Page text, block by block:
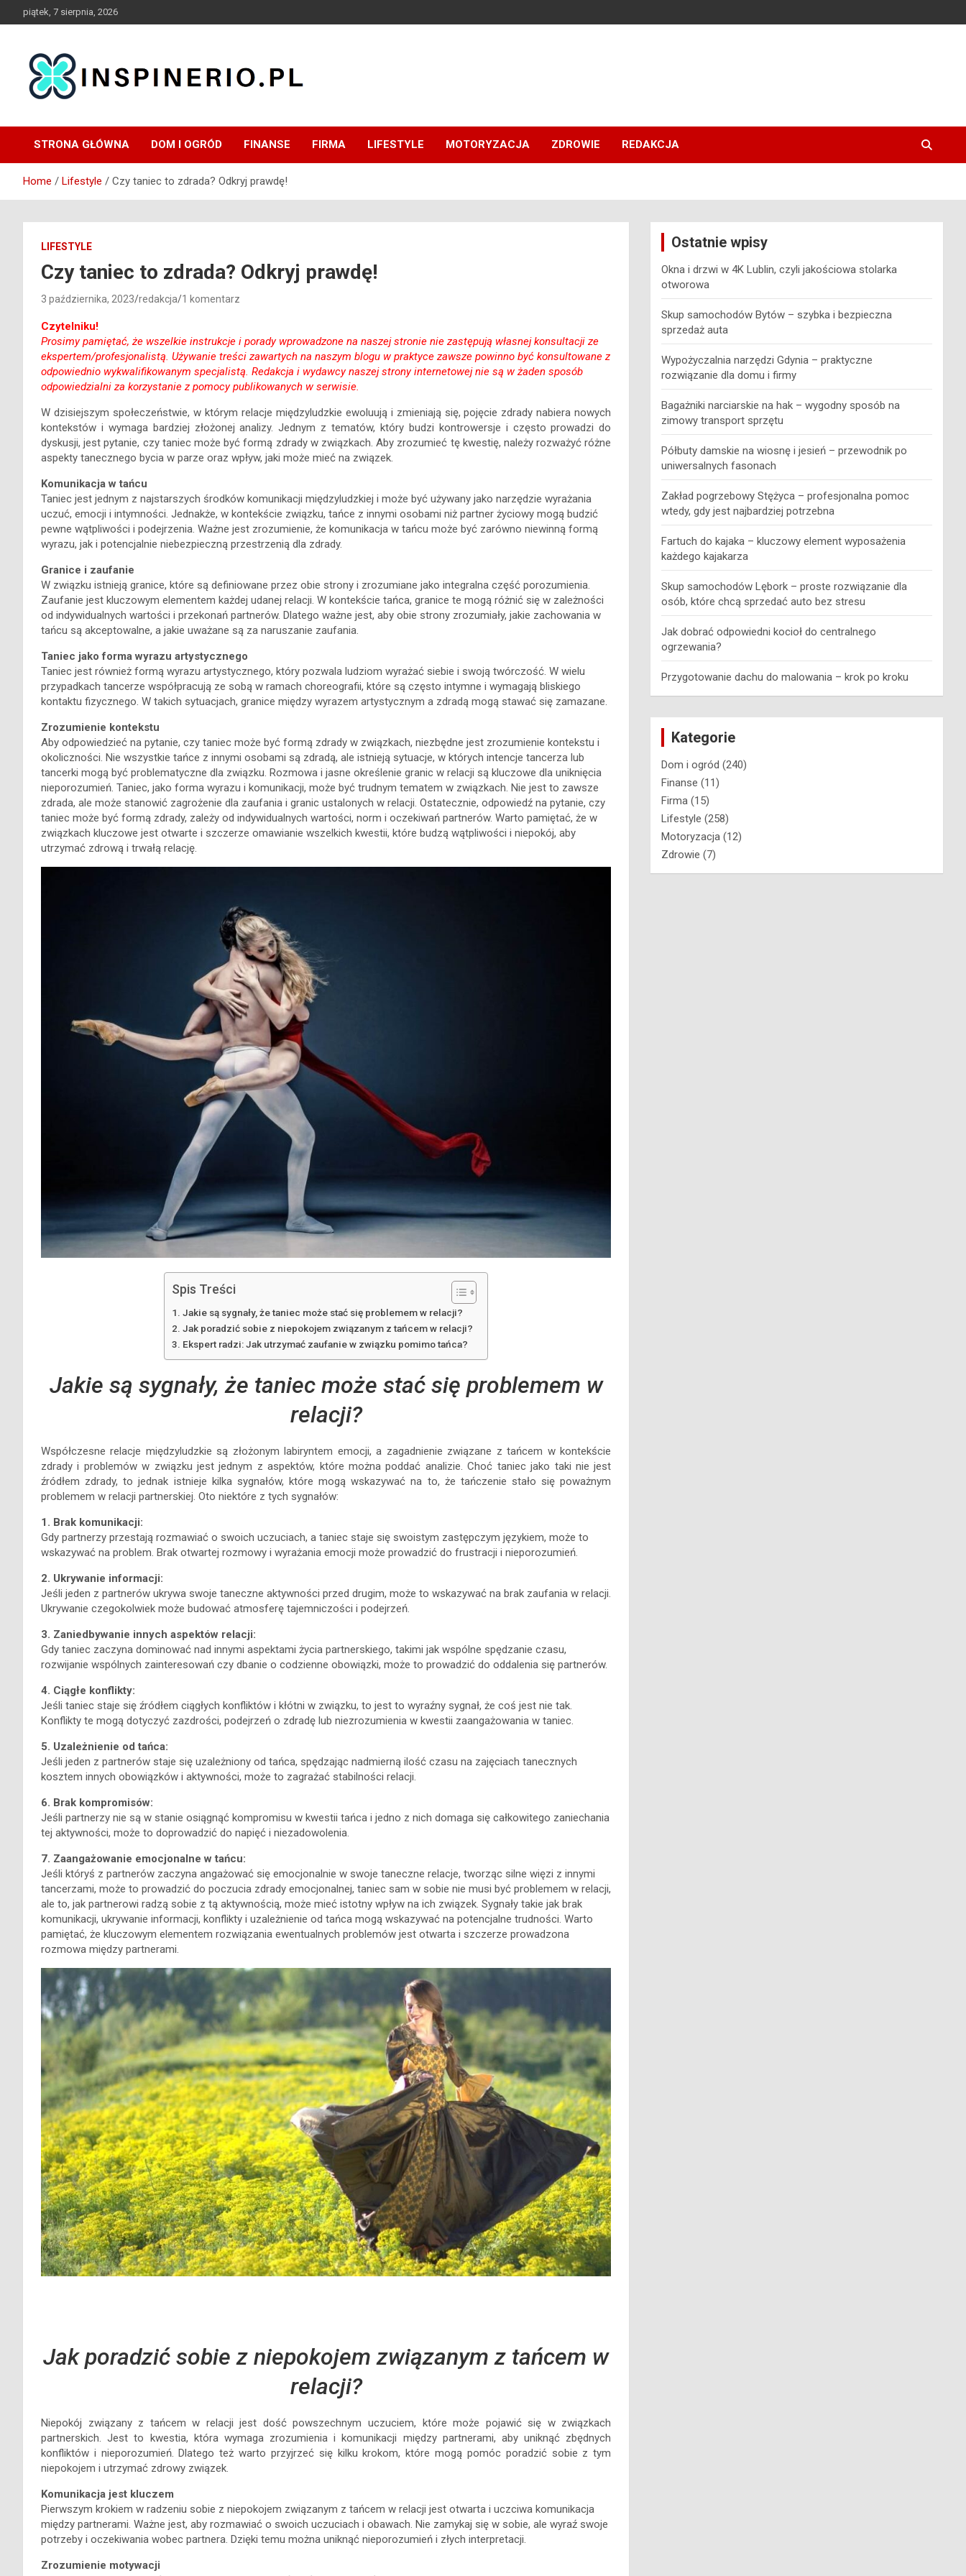
to
piątek, 7 sierpnia, 2026
Inspinerio
STRONA GŁÓWNA DOM I OGRÓD FINANSE FIRMA LIFESTYLE MOTORYZACJA ZDROWIE REDAKCJA
Home Lifestyle Czy taniec to zdrada? Odkryj prawdę!
LIFESTYLE
Czy taniec to zdrada? Odkryj prawdę!
3 października, 2023 redakcja 1 komentarz
Czytelniku!
Prosimy pamiętać, że wszelkie instrukcje i porady wprowadzone na naszej stronie nie zastępują własnej konsultacji ze
ekspertem/profesjonalistą. Używanie treści zawartych na naszym blogu w praktyce zawsze powinno być konsultowane z
odpowiednio wykwalifikowanym specjalistą. Redakcja i wydawcy naszej strony internetowej nie są w żaden sposób
odpowiedzialni za korzystanie z pomocy publikowanych w serwisie.
W dzisiejszym społeczeństwie, w którym relacje międzyludzkie ewoluują i zmieniają się, pojęcie zdrady nabiera nowych
kontekstów i wymaga bardziej złożonej analizy. Jednym z tematów, który budzi kontrowersje i często prowadzi do
dyskusji, jest pytanie, czy taniec może być formą zdrady w związkach. Aby zrozumieć tę kwestię, należy rozważyć różne
aspekty tanecznego bycia w parze oraz wpływ, jaki może mieć na związek.
Komunikacja w tańcu
Taniec jest jednym z najstarszych środków komunikacji międzyludzkiej i może być używany jako narzędzie wyrażania
uczuć, emocji i intymności. Jednakże, w kontekście związku, tańce z innymi osobami niż partner życiowy mogą budzić
pewne wątpliwości i podejrzenia. Ważne jest zrozumienie, że komunikacja w tańcu może być zarówno niewinną formą
wyrazu, jak i potencjalnie niebezpieczną przestrzenią dla zdrady.
Granice i zaufanie
W związku istnieją granice, które są definiowane przez obie strony i zrozumiane jako integralna część porozumienia.
Zaufanie jest kluczowym elementem każdej udanej relacji. W kontekście tańca, granice te mogą różnić się w zależności
od indywidualnych wartości i przekonań partnerów. Dlatego ważne jest, aby obie strony zrozumiały, jakie zachowania w
tańcu są akceptowalne, a jakie uważane są za naruszanie zaufania.
Taniec jako forma wyrazu artystycznego
Taniec jest również formą wyrazu artystycznego, który pozwala ludziom wyrażać siebie i swoją twórczość. W wielu
przypadkach tancerze współpracują ze sobą w ramach choreografii, które są często intymne i wymagają bliskiego
kontaktu fizycznego. W takich sytuacjach, granice między wyrazem artystycznym a zdradą mogą stawać się zamazane.
Zrozumienie kontekstu
Aby odpowiedzieć na pytanie, czy taniec może być formą zdrady w związkach, niezbędne jest zrozumienie kontekstu i
okoliczności. Nie wszystkie tańce z innymi osobami są zdradą, ale istnieją sytuacje, w których intencje tancerza lub
tancerki mogą być problematyczne dla związku. Rozmowa i jasne określenie granic w relacji są kluczowe dla uniknięcia
nieporozumień. Taniec, jako forma wyrazu i komunikacji, może być trudnym tematem w związkach. Nie jest to zawsze
zdrada, ale może stanowić zagrożenie dla zaufania i granic ustalonych w relacji. Ostatecznie, odpowiedź na pytanie, czy
taniec może być formą zdrady, zależy od indywidualnych wartości, norm i oczekiwań partnerów. Warto pamiętać, że w
związkach kluczowe jest otwarte i szczerze omawianie wszelkich kwestii, które budzą wątpliwości i niepokój, aby
utrzymać zdrową i trwałą relację.
Spis Treści
Jakie są sygnały, że taniec może stać się problemem w relacji?
Jak poradzić sobie z niepokojem związanym z tańcem w relacji?
Ekspert radzi: Jak utrzymać zaufanie w związku pomimo tańca?
Jakie są sygnały, że taniec może stać się problemem w
relacji?
Współczesne relacje międzyludzkie są złożonym labiryntem emocji, a zagadnienie związane z tańcem w kontekście
zdrady i problemów w związku jest jednym z aspektów, które można poddać analizie. Choć taniec jako taki nie jest
źródłem zdrady, to jednak istnieje kilka sygnałów, które mogą wskazywać na to, że tańczenie stało się poważnym
problemem w relacji partnerskiej. Oto niektóre z tych sygnałów:
1. Brak komunikacji:
Gdy partnerzy przestają rozmawiać o swoich uczuciach, a taniec staje się swoistym zastępczym językiem, może to
wskazywać na problem. Brak otwartej rozmowy i wyrażania emocji może prowadzić do frustracji i nieporozumień.
2. Ukrywanie informacji:
Jeśli jeden z partnerów ukrywa swoje taneczne aktywności przed drugim, może to wskazywać na brak zaufania w relacji.
Ukrywanie czegokolwiek może budować atmosferę tajemniczości i podejrzeń.
3. Zaniedbywanie innych aspektów relacji:
Gdy taniec zaczyna dominować nad innymi aspektami życia partnerskiego, takimi jak wspólne spędzanie czasu,
rozwijanie wspólnych zainteresowań czy dbanie o codzienne obowiązki, może to prowadzić do oddalenia się partnerów.
4. Ciągłe konflikty:
Jeśli taniec staje się źródłem ciągłych konfliktów i kłótni w związku, to jest to wyraźny sygnał, że coś jest nie tak.
Konflikty te mogą dotyczyć zazdrości, podejrzeń o zdradę lub niezrozumienia w kwestii zaangażowania w taniec.
5. Uzależnienie od tańca:
Jeśli jeden z partnerów staje się uzależniony od tańca, spędzając nadmierną ilość czasu na zajęciach tanecznych
kosztem innych obowiązków i aktywności, może to zagrażać stabilności relacji.
6. Brak kompromisów:
Jeśli partnerzy nie są w stanie osiągnąć kompromisu w kwestii tańca i jedno z nich domaga się całkowitego zaniechania
tej aktywności, może to doprowadzić do napięć i niezadowolenia.
7. Zaangażowanie emocjonalne w tańcu:
Jeśli któryś z partnerów zaczyna angażować się emocjonalnie w swoje taneczne relacje, tworząc silne więzi z innymi
tancerzami, może to prowadzić do poczucia zdrady emocjonalnej, taniec sam w sobie nie musi być problemem w relacji,
ale to, jak partnerowi radzą sobie z tą aktywnością, może mieć istotny wpływ na ich związek. Sygnały takie jak brak
komunikacji, ukrywanie informacji, konflikty i uzależnienie od tańca mogą wskazywać na potencjalne trudności. Warto
pamiętać, że kluczowym elementem rozwiązania ewentualnych problemów jest otwarta i szczerze prowadzona
rozmowa między partnerami.
Jak poradzić sobie z niepokojem związanym z tańcem w
relacji?
Niepokój związany z tańcem w relacji jest dość powszechnym uczuciem, które może pojawić się w związkach
partnerskich. Jest to kwestia, która wymaga zrozumienia i komunikacji między partnerami, aby uniknąć zbędnych
konfliktów i nieporozumień. Dlatego też warto przyjrzeć się kilku krokom, które mogą pomóc poradzić sobie z tym
niepokojem i utrzymać zdrowy związek.
Komunikacja jest kluczem
Pierwszym krokiem w radzeniu sobie z niepokojem związanym z tańcem w relacji jest otwarta i uczciwa komunikacja
między partnerami. Ważne jest, aby rozmawiać o swoich uczuciach i obawach. Nie zamykaj się w sobie, ale wyraź swoje
potrzeby i oczekiwania wobec partnera. Dzięki temu można uniknąć nieporozumień i złych interpretacji.
Zrozumienie motywacji
Ostatnie wpisy
Okna i drzwi w 4K Lublin, czyli jakościowa stolarka
otworowa
Skup samochodów Bytów – szybka i bezpieczna
sprzedaż auta
Wypożyczalnia narzędzi Gdynia – praktyczne
rozwiązanie dla domu i firmy
Bagażniki narciarskie na hak – wygodny sposób na
zimowy transport sprzętu
Półbuty damskie na wiosnę i jesień – przewodnik po
uniwersalnych fasonach
Zakład pogrzebowy Stężyca – profesjonalna pomoc
wtedy, gdy jest najbardziej potrzebna
Fartuch do kajaka – kluczowy element wyposażenia
każdego kajakarza
Skup samochodów Lębork – proste rozwiązanie dla
osób, które chcą sprzedać auto bez stresu
Jak dobrać odpowiedni kocioł do centralnego
ogrzewania?
Przygotowanie dachu do malowania – krok po kroku
Kategorie
Dom i ogród (240)
Finanse (11)
Firma (15)
Lifestyle (258)
Motoryzacja (12)
Zdrowie (7)